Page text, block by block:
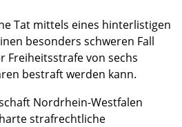
Tat mittels eines hinterlistigen
besonders schweren Fall
Freiheitsstrafe von sechs
bestraft werden kann.
Nordrhein-Westfalen
strafrechtliche